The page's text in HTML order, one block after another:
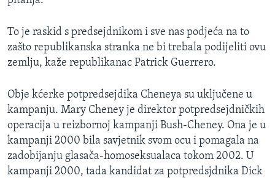
To je raskid s predsejdnikom i sve nas podjeća na to
zašto republikanska stranka ne bi trebala podijeliti ovu
zemlju, kaže republikanac Patrick Guerrero.
Obje kćerke potpredsejdika Cheneya su uključene u
kampanju. Mary Cheney je direktor potpredsejdničkih
operacija u reizbornoj kampanji Bush-Cheney. Ona je u
kampanji 2000 bila savjetnik svom ocu i pomagala na
zadobijanju glasača-homoseksualaca tokom 2002. U
kampanji 2000, tada kandidat za potpredsjdnika Dick